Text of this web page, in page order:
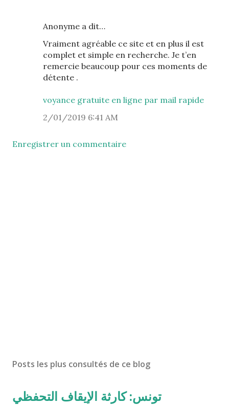
Anonyme a dit…
Vraiment agréable ce site et en plus il est
complet et simple en recherche. Je t’en
remercie beaucoup pour ces moments de
détente .
voyance gratuite en ligne par mail rapide
2/01/2019 6:41 AM
Enregistrer un commentaire
Posts les plus consultés de ce blog
تونس: كارثة الإيقاف التحفظي